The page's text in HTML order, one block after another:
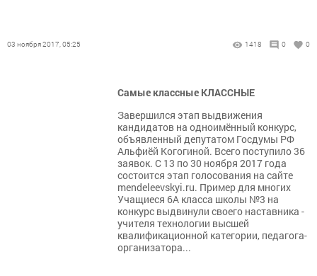
03 ноября 2017, 05:25 1418 0 0
Самые классные КЛАССНЫЕ
Завершился этап выдвижения
кандидатов на одноимённый конкурс,
объявленный депутатом Госдумы РФ
Альфиёй Когогиной. Всего поступило 36
заявок. С 13 по 30 ноября 2017 года
состоится этап голосования на сайте
mendeleevskyi.ru. Пример для многих
Учащиеся 6А класса школы №3 на
конкурс выдвинули своего наставника -
учителя технологии высшей
квалификационной категории, педагога-
организатора...